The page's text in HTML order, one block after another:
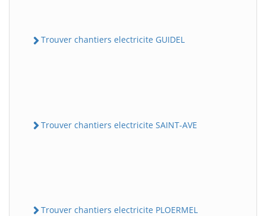
Trouver chantiers electricite GUIDEL
Trouver chantiers electricite SAINT-AVE
Trouver chantiers electricite PLOERMEL